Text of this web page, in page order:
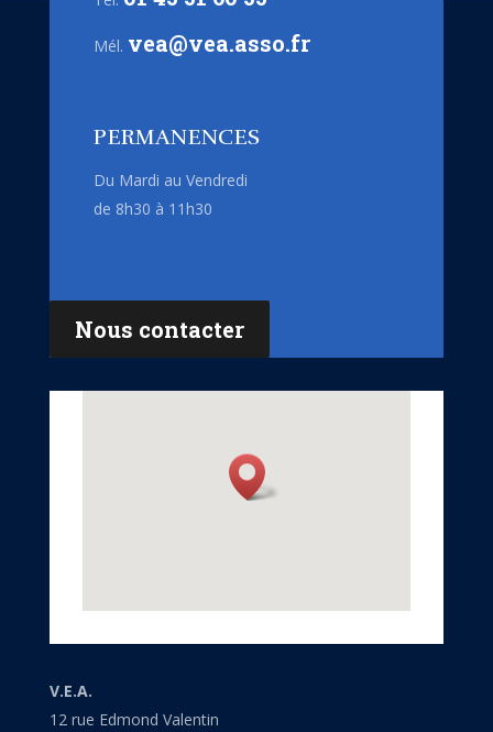
Mél. vea@vea.asso.fr
PERMANENCES
Du Mardi au Vendredi
de 8h30 à 11h30
Nous contacter
V.E.A.
12 rue Edmond Valentin